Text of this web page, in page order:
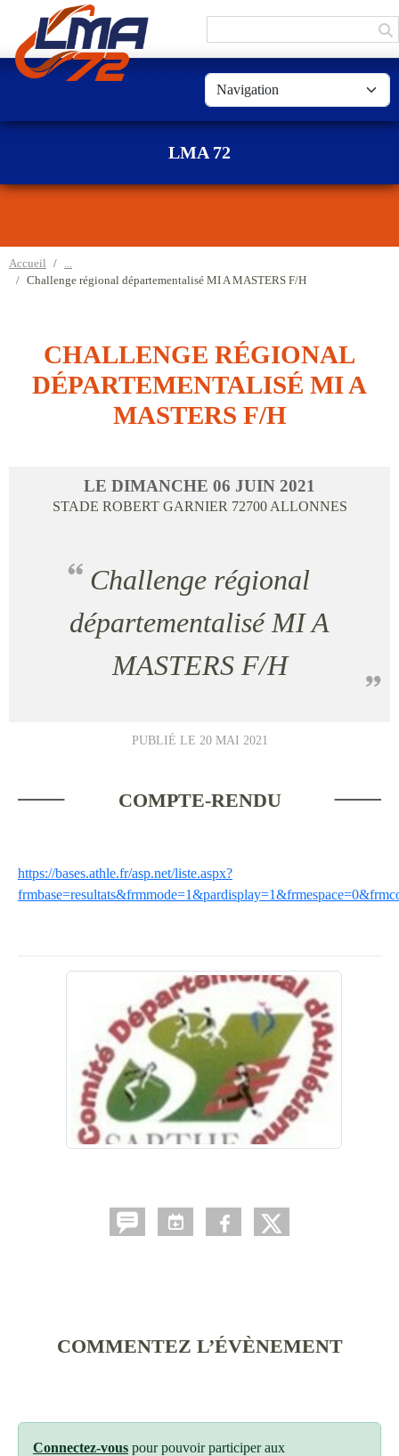
LMA 72
Accueil
Challenge régional départementalisé MI A MASTERS F/H
CHALLENGE RÉGIONAL
DÉPARTEMENTALISÉ MI A
MASTERS F/H
LE DIMANCHE 06 JUIN 2021
STADE ROBERT GARNIER 72700 ALLONNES
Challenge régional
départementalisé MI A
MASTERS F/H
PUBLIÉ LE 20 MAI 2021
COMPTE-RENDU
https://bases.athle.fr/asp.net/liste.aspx?
COMMENTEZ L’ÉVÈNEMENT
Connectez-vous pour pouvoir participer aux
Panneau de gestion des cookies